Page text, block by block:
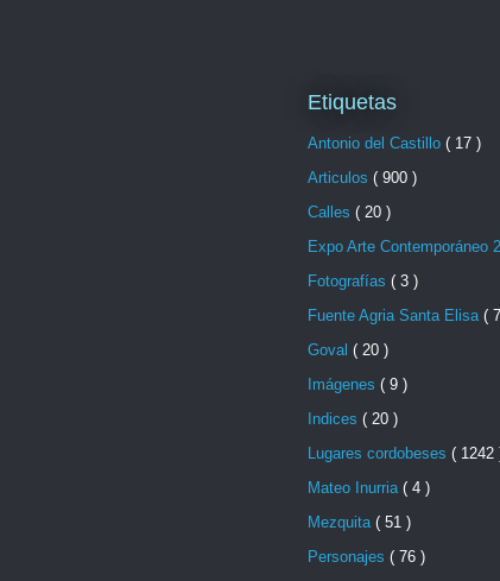
Etiquetas
Antonio del Castillo ( 17 )
Articulos ( 900 )
Calles ( 20 )
Expo Arte Contemporáneo
Fotografías ( 3 )
Fuente Agria Santa Elisa (
Goval ( 20 )
Imágenes ( 9 )
Indices ( 20 )
Lugares cordobeses ( 1242
Mateo Inurria ( 4 )
Mezquita ( 51 )
Personajes ( 76 )